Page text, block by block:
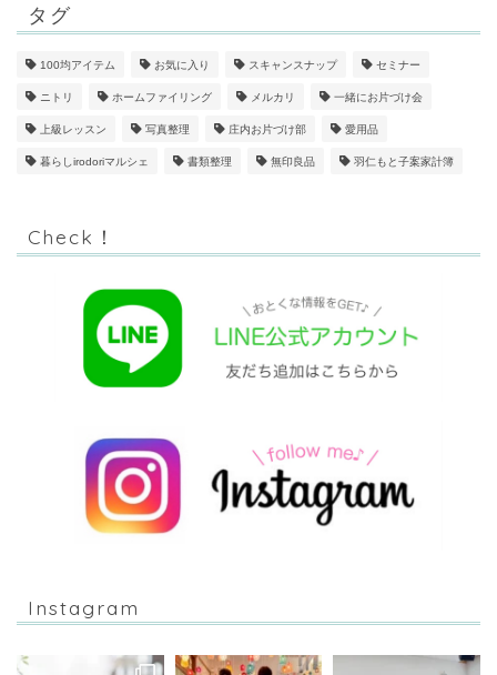
タグ
100均アイテム お気に入り スキャンスナップ セミナー
ニトリ ホームファイリング メルカリ 一緒にお片づけ会
上級レッスン 写真整理 庄内お片づけ部 愛用品
暮らしirodoriマルシェ 書類整理 無印良品 羽仁もと子案家計簿
Check！
Instagram